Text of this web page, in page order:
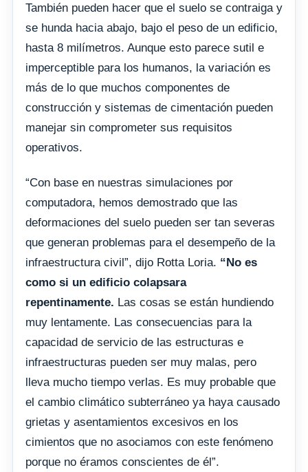
También pueden hacer que el suelo se contraiga y
se hunda hacia abajo, bajo el peso de un edificio,
hasta 8 milímetros. Aunque esto parece sutil e
imperceptible para los humanos, la variación es
más de lo que muchos componentes de
construcción y sistemas de cimentación pueden
manejar sin comprometer sus requisitos
operativos.
“Con base en nuestras simulaciones por
computadora, hemos demostrado que las
deformaciones del suelo pueden ser tan severas
que generan problemas para el desempeño de la
infraestructura civil”, dijo Rotta Loria. “No es
como si un edificio colapsara
repentinamente. Las cosas se están hundiendo
muy lentamente. Las consecuencias para la
capacidad de servicio de las estructuras e
infraestructuras pueden ser muy malas, pero
lleva mucho tiempo verlas. Es muy probable que
el cambio climático subterráneo ya haya causado
grietas y asentamientos excesivos en los
cimientos que no asociamos con este fenómeno
porque no éramos conscientes de él”.